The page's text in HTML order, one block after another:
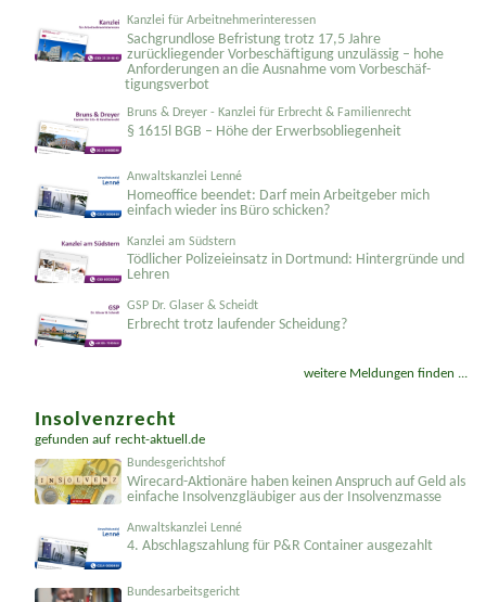
Kanzlei für Arbeitnehmerinteressen
Sachgrundlose Befristung trotz 17,5 Jahre
zurückliegender Vorbeschäftigung unzulässig – hohe
Anforderungen an die Ausnahme vom Vorbeschäf­
tigungsverbot
Bruns & Dreyer - Kanzlei für Erbrecht & Familienrecht
§ 1615l BGB – Höhe der Erwerbsobliegenheit
Anwaltskanzlei Lenné
Homeoffice beendet: Darf mein Arbeitgeber mich
einfach wieder ins Büro schicken?
Kanzlei am Südstern
Tödlicher Polizeieinsatz in Dortmund: Hintergründe und
Lehren
GSP Dr. Glaser & Scheidt
Erbrecht trotz laufender Scheidung?
weitere Meldungen finden ...
Insolvenzrecht
gefunden auf recht-aktuell.de
Bundesgerichtshof
Wirecard-Aktionäre haben keinen Anspruch auf Geld als
einfache Insolvenzgläubiger aus der Insolvenzmasse
Anwaltskanzlei Lenné
4. Abschlagszahlung für P&R Container ausgezahlt
Bundesarbeitsgericht